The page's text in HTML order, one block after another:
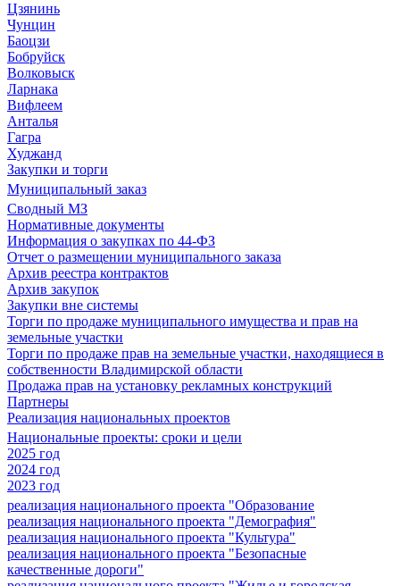
Цзянинь
Чунцин
Баоцзи
Бобруйск
Волковыск
Ларнака
Вифлеем
Анталья
Гагра
Худжанд
Закупки и торги
Муниципальный заказ
Сводный МЗ
Нормативные документы
Информация о закупках по 44-ФЗ
Отчет о размещении муниципального заказа
Архив реестра контрактов
Архив закупок
Закупки вне системы
Торги по продаже муниципального имущества и прав на
земельные участки
Торги по продаже прав на земельные участки, находящиеся в
собственности Владимирской области
Продажа прав на установку рекламных конструкций
Партнеры
Реализация национальных проектов
Национальные проекты: сроки и цели
2025 год
2024 год
2023 год
реализация национального проекта "Образование
реализация национального проекта "Демография"
реализация национального проекта "Культура"
реализация национального проекта "Безопасные
качественные дороги"